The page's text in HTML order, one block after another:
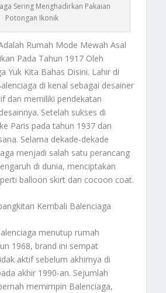
Sering Menghadirkan Pakaian
Potongan Ikonik
Rumah Mode Mewah Asal
Pada Tahun 1917 Oleh
Yuk Kita Bahas Disini. Lahir di
di kenal sebagai desainer
dan memiliki pendekatan
Setelah sukses di
Paris pada tahun 1937 dan
Selama dekade-dekade
menjadi salah satu perancang
di dunia, menciptakan
balloon skirt dan cocoon coat.
Kembali Balenciaga
menutup rumah
1968, brand ini sempat
aktif sebelum akhirnya di
akhir 1990-an. Sejumlah
memimpin Balenciaga,